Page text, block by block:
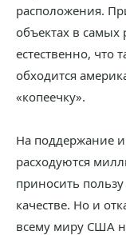
расположения.
объектах в самых
естественно, что
обходится
«копеечку».
На поддержание
расходуются
приносить
качестве. Но и
всему миру США